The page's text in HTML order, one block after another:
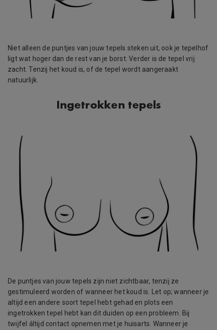
Niet alleen de puntjes van jouw tepels steken uit, ook je tepelhof
ligt wat hoger dan de rest van je borst. Verder is de tepel vrij
zacht. Tenzij het koud is, of de tepel wordt aangeraakt
natuurlijk.
Ingetrokken tepels
De puntjes van jouw tepels zijn niet zichtbaar, tenzij ze
gestimuleerd worden of wanneer het koud is. Let op; wanneer je
altijd een andere soort tepel hebt gehad en plots een
ingetrokken tepel hebt kan dit duiden op een probleem. Bij
twijfel áltijd contact opnemen met je huisarts. Wanneer je